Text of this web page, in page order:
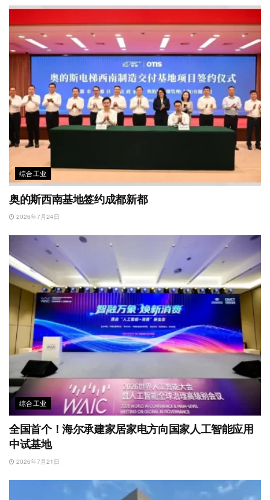
综合工业
奥的斯西南基地签约成都新都
2026年7月24日
综合工业
全国首个！海尔承建家居家电方向国家人工智能应用
中试基地
2026年7月21日